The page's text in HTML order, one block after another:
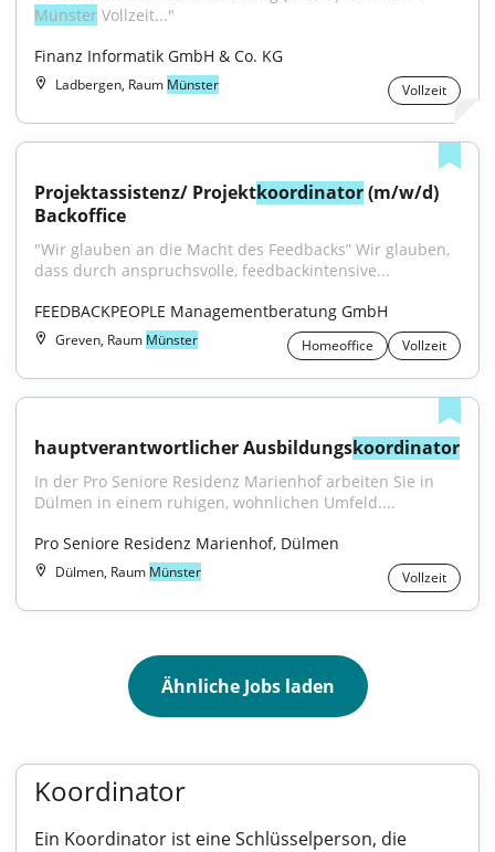
Münster Vollzeit..."
Finanz Informatik GmbH & Co. KG
Ladbergen, Raum Münster Vollzeit
Projektassistenz/ Projektkoordinator (m/w/d)
Backoffice
"Wir glauben an die Macht des Feedbacks” Wir glauben,
dass durch anspruchsvolle, feedbackintensive...
FEEDBACKPEOPLE Managementberatung GmbH
Greven, Raum Münster Homeoffice Vollzeit
hauptverantwortlicher Ausbildungskoordinator
In der Pro Seniore Residenz Marienhof arbeiten Sie in
Dülmen in einem ruhigen, wohnlichen Umfeld....
Pro Seniore Residenz Marienhof, Dülmen
Dülmen, Raum Münster Vollzeit
Ähnliche Jobs laden
Koordinator
Ein Koordinator ist eine Schlüsselperson, die